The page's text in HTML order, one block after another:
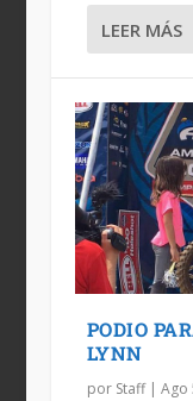
LEER MÁS
PODIO
LYNN
por Staff| Ago